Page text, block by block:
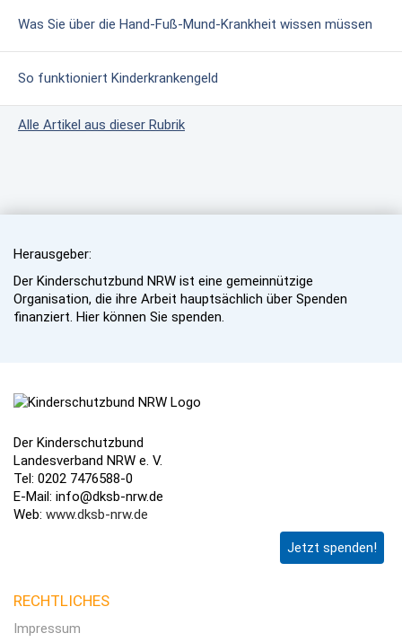
Was Sie über die Hand-Fuß-Mund-Krankheit wissen müssen
So funktioniert Kinderkrankengeld
Alle Artikel aus dieser Rubrik
Herausgeber:
Der Kinderschutzbund NRW ist eine gemeinnützige
Organisation, die ihre Arbeit hauptsächlich über Spenden
finanziert. Hier können Sie spenden.
Jetzt spenden!
Der Kinderschutzbund
Landesverband NRW e. V.
Tel: 0202 7476588-0
E-Mail: info@dksb-nrw.de
Web: www.dksb-nrw.de
RECHTLICHES
Impressum